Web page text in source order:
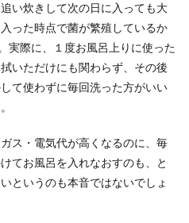
の当日予約は電話がオススメな
得になるタイミング
日予約には、電話予約をするのがオス
また、ホテルを当日に予約したいとき
度を適正に保つ方法とは？過
い炊きして次の日に入っても大
った時点で菌が繁殖しているか
実際に、１度お風呂上りに使った
いただけにも関わらず、その後
て使わずに毎回洗った方がいい
ス・電気代が高くなるのに、毎
てお風呂を入れなおすのも、と
というのも本音ではないでしょ